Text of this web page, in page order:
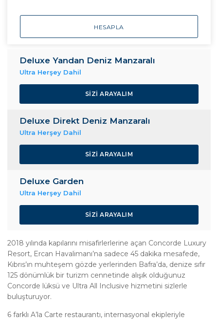
HESAPLA
Deluxe Yandan Deniz Manzaralı
Ultra Herşey Dahil
SIZI ARAYALIM
Deluxe Direkt Deniz Manzaralı
Ultra Herşey Dahil
SIZI ARAYALIM
Deluxe Garden
Ultra Herşey Dahil
SIZI ARAYALIM
2018 yılında kapılarını misafirlerlerine açan Concorde Luxury
Resort, Ercan Havalimanı’na sadece 45 dakika mesafede,
Kıbrıs’ın muhteşem gözde yerlerinden Bafra’da, denize sıfır
125 dönümlük bir turizm cennetinde alışık olduğunuz
Concorde lüksü ve Ultra All Inclusive hizmetini sizlerle
buluşturuyor.
6 farklı A’la Carte restaurantı, internasyonal ekipleriyle